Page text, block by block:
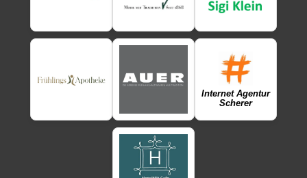
Internet Agentur
Scherer